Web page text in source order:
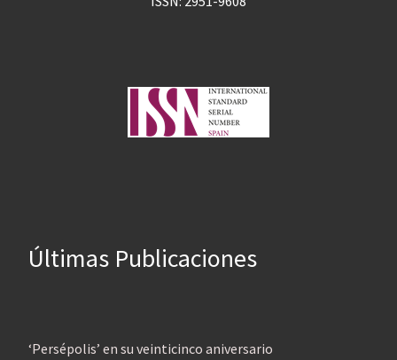
Últimas Publicaciones
‘Persépolis’ en su veinticinco aniversario